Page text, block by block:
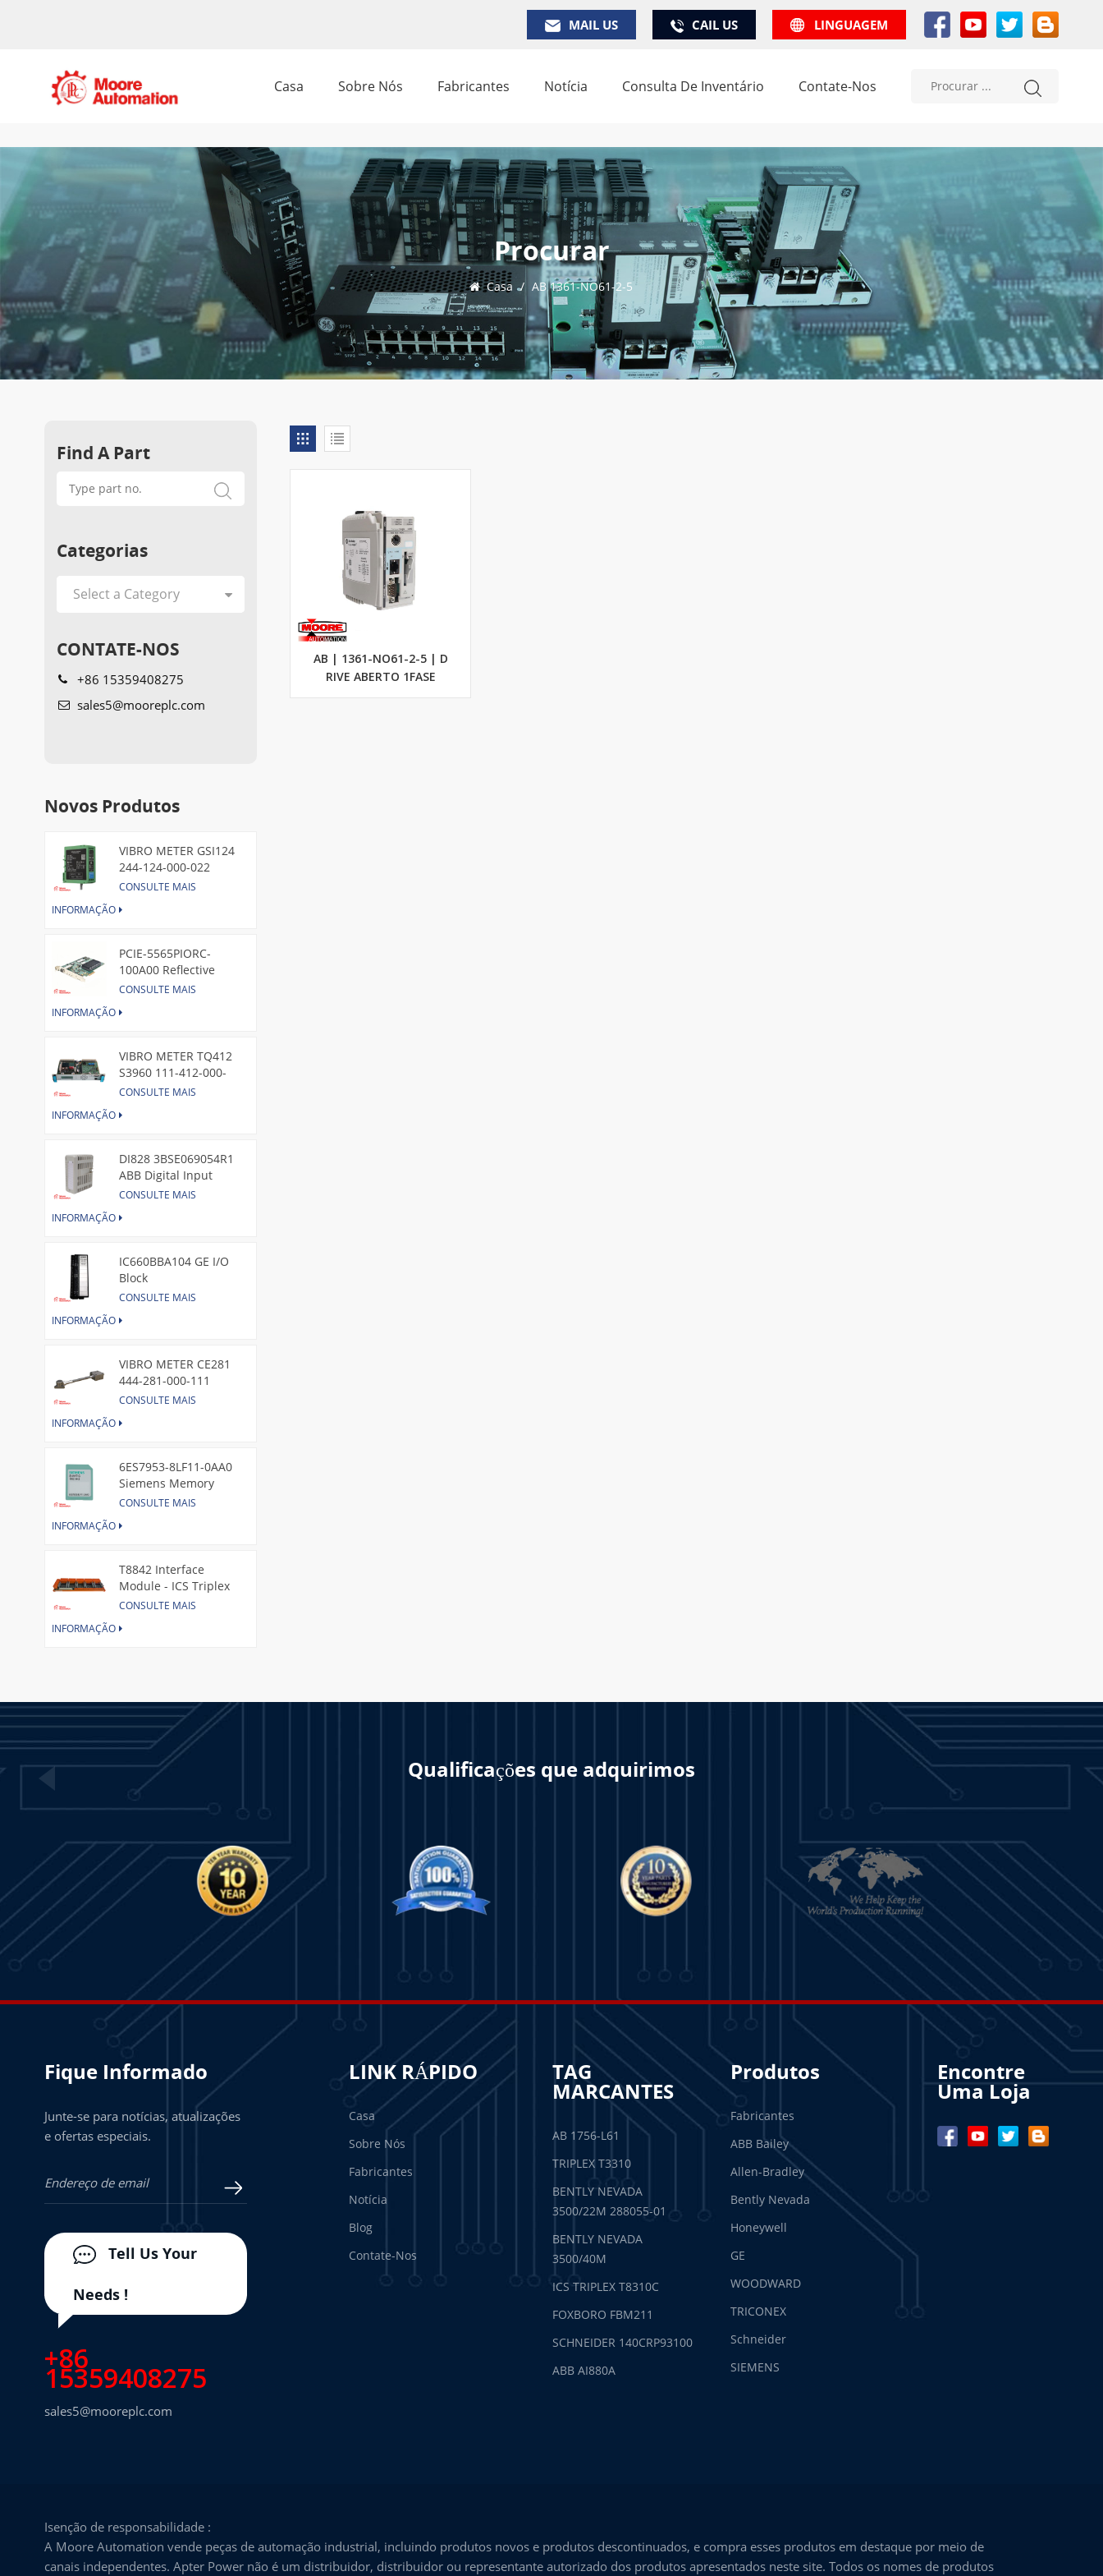
MAIL US CAIL US LINGUAGEM
Casa Sobre Nós Fabricantes Notícia Consulta De Inventário Contate-Nos
Procurar
Casa / AB 1361-NO61-2-5
AB | 1361-NO61-2-5 | D
RIVE ABERTO 1FASE
Find A Part
Categorias
CONTATE-NOS
+86 15359408275
sales5@mooreplc.com
Novos Produtos
VIBRO METER GSI124
244-124-000-022
Piezoelectric Pressure
CONSULTE MAIS
INFORMAÇÃO
PCIE-5565PIORC-
100A00 Reflective
Memory PCI Express
CONSULTE MAIS
INFORMAÇÃO
VIBRO METER TQ412
S3960 111-412-000-
013 Reverse Mount
CONSULTE MAIS
INFORMAÇÃO
DI828 3BSE069054R1
ABB Digital Input
Module
CONSULTE MAIS
INFORMAÇÃO
IC660BBA104 GE I/O
Block
CONSULTE MAIS
INFORMAÇÃO
VIBRO METER CE281
444-281-000-111
Piezoelectric Pressure
CONSULTE MAIS
INFORMAÇÃO
6ES7953-8LF11-0AA0
Siemens Memory
Card
CONSULTE MAIS
INFORMAÇÃO
T8842 Interface
Module - ICS Triplex
CONSULTE MAIS
INFORMAÇÃO
Qualificações que adquirimos
Fique Informado
Junte-se para notícias, atualizações
e ofertas especiais.
Tell Us Your
Needs !
+86
15359408275
sales5@mooreplc.com
LINK RÁPIDO
Casa
Sobre Nós
Fabricantes
Notícia
Blog
Contate-Nos
TAG
MARCANTES
AB 1756-L61
TRIPLEX T3310
BENTLY NEVADA
3500/22M 288055-01
BENTLY NEVADA
3500/40M
ICS TRIPLEX T8310C
FOXBORO FBM211
SCHNEIDER 140CRP93100
ABB AI880A
Produtos
Fabricantes
ABB Bailey
Allen-Bradley
Bently Nevada
Honeywell
GE
WOODWARD
TRICONEX
Schneider
SIEMENS
Encontre
Uma Loja
Isenção de responsabilidade :
A Moore Automation vende peças de automação industrial, incluindo produtos novos e produtos descontinuados, e compra esses produtos em destaque por meio de
canais independentes. Apter Power não é um distribuidor, distribuidor ou representante autorizado dos produtos apresentados neste site. Todos os nomes de produtos